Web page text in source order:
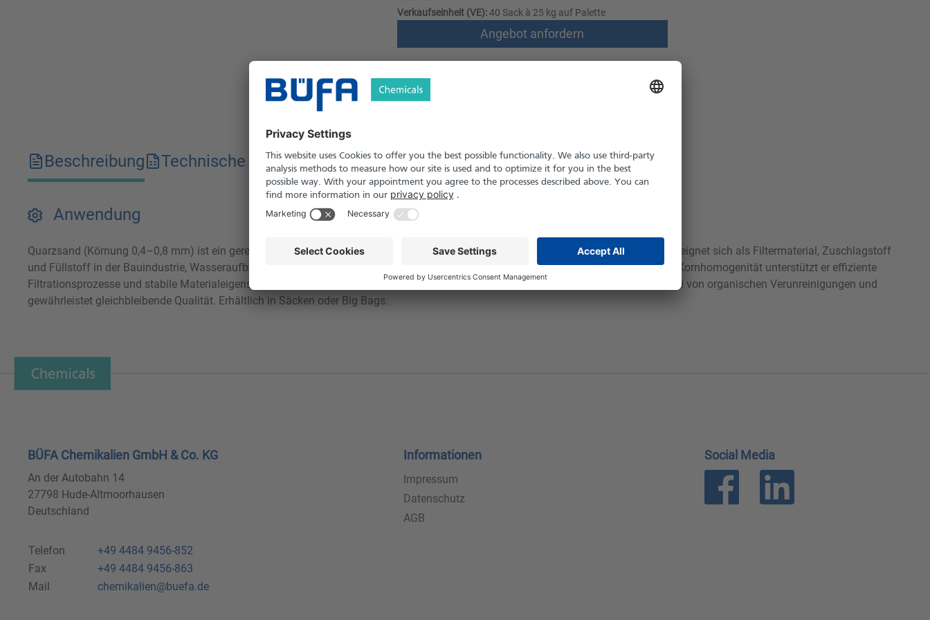
Verkaufseinheit (VE):40 Sack à 25 kg auf Palette
Angebot anfordern
Versand nach Österreich und die Schweiz möglich
Produkt in Pfand- und Einweg-Gebinden erhältlich
Beschreibung Technische Merkmale Downloads Sicherheitshinweise
Anwendung
Quarzsand (Körnung 0,4–0,8 mm) ist ein gereinigtes, feinkörniges Naturprodukt mit hoher Reinheit und gleichmäßiger Kornstruktur. Er eignet sich als Filtermaterial, Zuschlagstoff
und Füllstoff in der Bauindustrie, Wasseraufbereitung sowie in industriellen Anwendungen. Durch seine chemische Beständigkeit und Kornhomogenität unterstützt er effiziente
Filtrationsprozesse und stabile Materialeigenschaften in Beschichtungen, Mörteln und technischen Schüttungen. Der Quarzsand ist frei von organischen Verunreinigungen und
gewährleistet gleichbleibende Qualität. Erhältlich in Säcken oder Big Bags.
BÜFA Chemikalien GmbH & Co. KG
An der Autobahn 14
27798 Hude-Altmoorhausen
Deutschland
Telefon
+49 4484 9456-852
Fax
+49 4484 9456-863
Mail
chemikalien@buefa.de
Informationen
Impressum
Datenschutz
AGB
Social Media